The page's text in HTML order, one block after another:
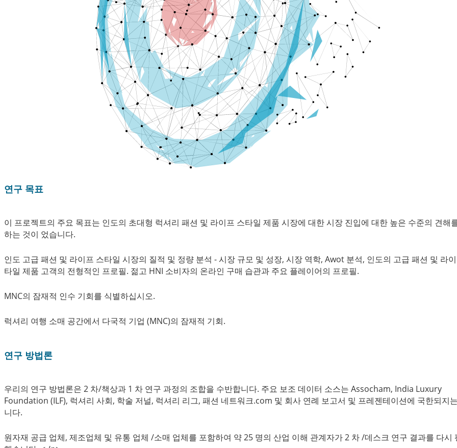
연구 목표
이 프로젝트의 주요 목표는 인도의 초대형 럭셔리 패션 및 라이프 스타일 제품 시장에 대한 시장 진입에 대한 높은 수준의 견해
하는 것이 었습니다.
인도 고급 패션 및 라이프 스타일 시장의 질적 및 정량 분석 ​​- 시장 규모 및 성장, 시장 역학, Awot 분석, 인도의 고급 패션 및 라
타일 제품 고객의 전형적인 프로필. 젊고 HNI 소비자의 온라인 구매 습관과 주요 플레이어의 프로필.
MNC의 잠재적 인수 기회를 식별하십시오.
럭셔리 여행 소매 공간에서 다국적 기업 (MNC)의 잠재적 기회.
연구 방법론
우리의 연구 방법론은 2 차/책상과 1 차 연구 과정의 조합을 수반합니다. 주요 보조 데이터 소스는 Assocham, India Luxury
Foundation (ILF), 럭셔리 사회, 학술 저널, 럭셔리 리그, 패션 네트워크.com 및 회사 연례 보고서 및 프레젠테이션에 국한되지
니다.
원자재 공급 업체, 제조업체 및 유통 업체 /소매 업체를 포함하여 약 25 명의 산업 이해 관계자가 2 차 /데스크 연구 결과를 다시